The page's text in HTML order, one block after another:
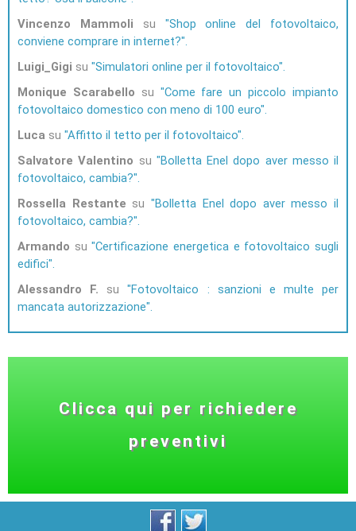
Vincenzo Mammoli su
Shop online del fotovoltaico,
conviene comprare in internet?
Luigi_Gigi su Simulatori online per il fotovoltaico
Monique Scarabello su
Come fare un piccolo impianto
fotovoltaico domestico con meno di 100 euro
Luca su Affitto il tetto per il fotovoltaico
Salvatore Valentino su
Bolletta Enel dopo aver messo il
fotovoltaico, cambia?
Rossella Restante su
Bolletta Enel dopo aver messo il
fotovoltaico, cambia?
Armando su Certificazione energetica e fotovoltaico sugli
edifici
Alessandro F. su Fotovoltaico : sanzioni e multe per
mancata autorizzazione
Clicca qui per richiedere
preventivi